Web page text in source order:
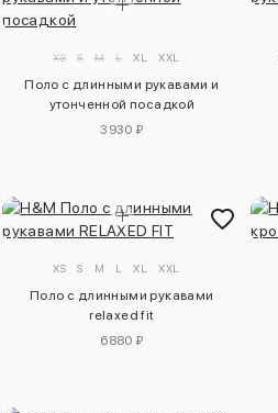
XS S M L XL XXL
Поло с длинными рукавами и
утонченной посадкой
3930 ₽
XS S M L XL XXL
Поло с длинными рукавами
relaxed fit
6880 ₽